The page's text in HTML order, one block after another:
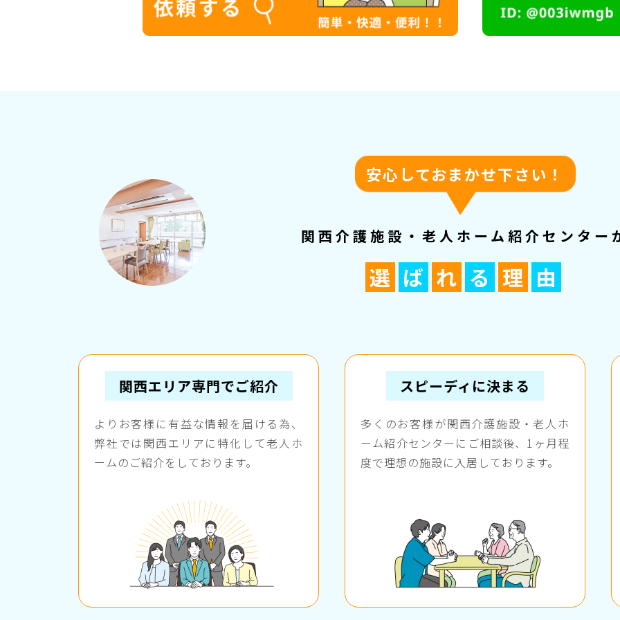
安心しておまかせ下さい！
関西介護施設・老人ホーム紹介センター
選 ば れ る 理 由
関西エリア専門でご紹介
よりお客様に有益な情報を届ける為、
弊社では関西エリアに特化して老人ホ
ームのご紹介をしております。
スピーディに決まる
多くのお客様が関西介護施設・老人ホ
ーム紹介センターにご相談後、1ヶ月程
度で理想の施設に入居しております。